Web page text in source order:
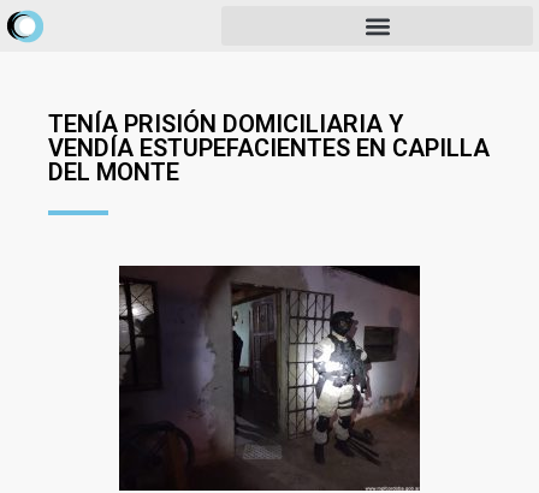
TENÍA PRISIÓN DOMICILIARIA Y
VENDÍA ESTUPEFACIENTES EN CAPILLA
DEL MONTE